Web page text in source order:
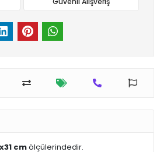
cmölçülerindedir.